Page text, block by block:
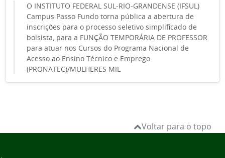
O INSTITUTO FEDERAL SUL-RIO-GRANDENSE (IFSUL)
Campus Passo Fundo torna pública a abertura de
inscrições para o processo seletivo simplificado de
bolsista, para a FUNÇÃO TEMPORÁRIA DE PROFESSOR
para atuar nos Cursos do Programa Nacional de
Acesso ao Ensino Técnico e Emprego
(PRONATEC)/MULHERES MIL
Voltar para o topo